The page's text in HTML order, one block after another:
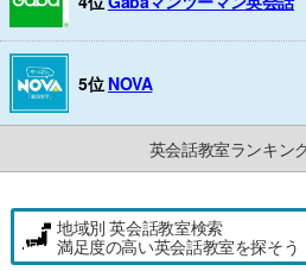
5位 NOVA
英会話教室ランキン
地域別 英会話教室検索
満足度の高い英会話教室を探そう